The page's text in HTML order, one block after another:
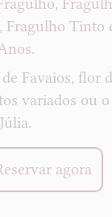
, Fragulho Tinto
.
Favaios, flor
variados ou
agora